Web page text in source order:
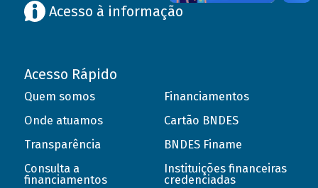
Acesso à informação
Acesso Rápido
Quem somos
Onde atuamos
Transparência
Consulta a
financiamentos
Financiamentos
Cartão BNDES
BNDES Finame
Instituições financeiras
credenciadas